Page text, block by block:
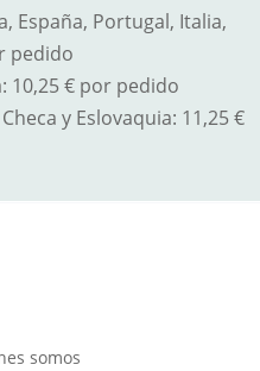
España, Portugal, Italia,
pedido
10,25 € por pedido
y Eslovaquia: 11,25 €
somos